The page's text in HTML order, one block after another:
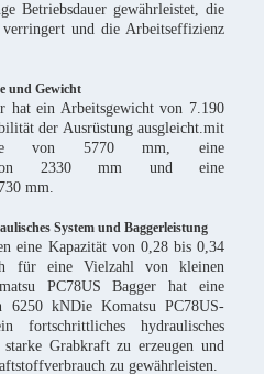
Betriebsdauer gewährleistet, die
und die Arbeitseffizienz
und Gewicht
hat ein Arbeitsgewicht von 7.190
der Ausrüstung ausgleicht.mit
von 5770 mm, eine
von 2330 mm und eine
mm.
System und Baggerleistung
eine Kapazität von 0,28 bis 0,34
für eine Vielzahl von kleinen
PC78US Bagger hat eine
6250 kNDie Komatsu PC78US-
fortschrittliches hydraulisches
Grabkraft zu erzeugen und
zu gewährleisten.